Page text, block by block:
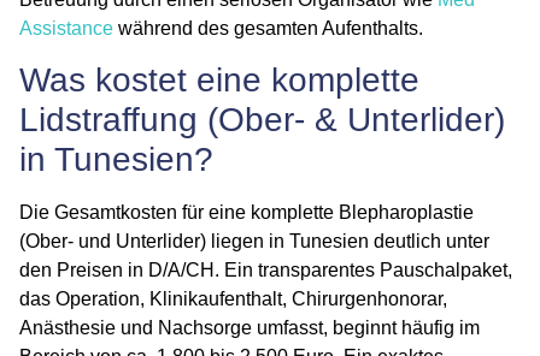
Assistance während des gesamten Aufenthalts.
Was kostet eine komplette
Lidstraffung (Ober- & Unterlider)
in Tunesien?
Die Gesamtkosten für eine komplette Blepharoplastie
(Ober- und Unterlider) liegen in Tunesien deutlich unter
den Preisen in D/A/CH. Ein transparentes Pauschalpaket,
das Operation, Klinikaufenthalt, Chirurgenhonorar,
Anästhesie und Nachsorge umfasst, beginnt häufig im